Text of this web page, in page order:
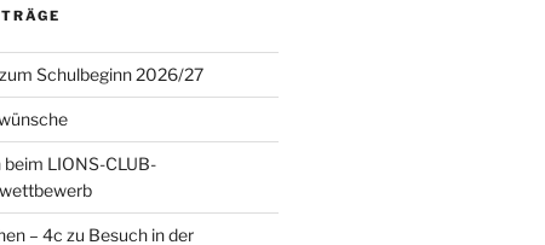
Schulbeginn 2026/27
LIONS-CLUB-
– 4c zu Besuch in der